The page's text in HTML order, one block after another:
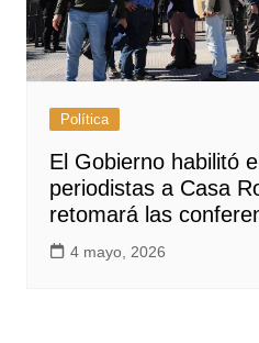
Política
El Gobierno habilitó
periodistas a Casa
retomará las
4 mayo, 2026